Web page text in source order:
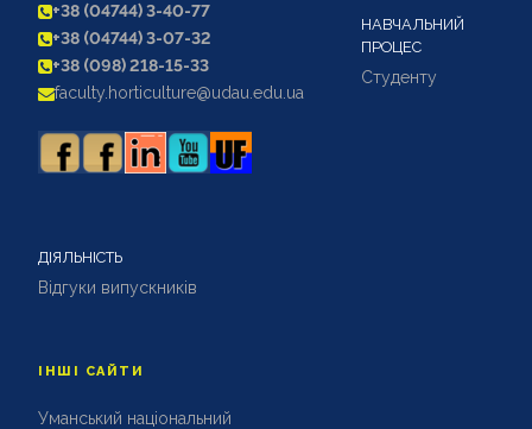
+38 (04744) 3-40-77
+38 (04744) 3-07-32
+38 (098) 218-15-33
faculty.horticulture@udau.edu.ua
НАВЧАЛЬНИЙ
ПРОЦЕС
Студенту
ДІЯЛЬНІСТЬ
Відгуки випускників
ІНШІ САЙТИ
Уманський національний